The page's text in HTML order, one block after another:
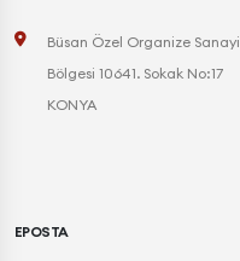
Büsan Özel Organize Sanayi
Bölgesi 10641. Sokak No:17
KONYA
EPOSTA